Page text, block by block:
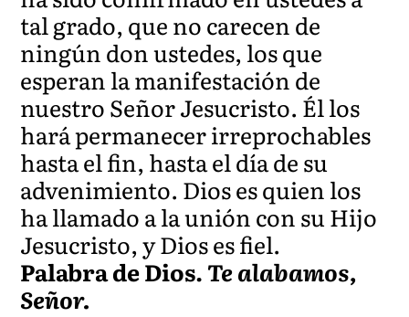
tal grado, que no carecen de
ningún don ustedes, los que
esperan la manifestación de
nuestro Señor Jesucristo. Él los
hará permanecer irreprochables
hasta el fin, hasta el día de su
advenimiento. Dios es quien los
ha llamado a la unión con su Hijo
Jesucristo, y Dios es fiel.
Palabra de Dios.Te alabamos,
Señor.